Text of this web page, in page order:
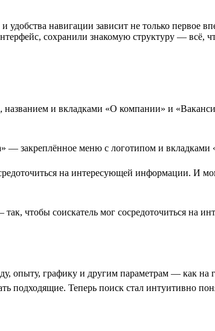
навигации зависит не только первое
сохранили знакомую структуру — всё,
и вкладками «О компании» и
на интересующей информации. И
опыту, графику и другим параметрам — как на
подходящие. Теперь поиск стал интуитивно